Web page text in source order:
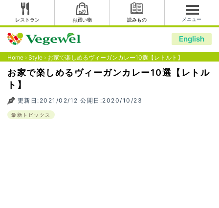
レストラン お買い物 読みもの メニュー
English
Home › Style › お家で楽しめるヴィーガンカレー10選【レトルト】
お家で楽しめるヴィーガンカレー10選【レトル
ト】
更新日:2021/02/12 公開日:2020/10/23
最新トピックス